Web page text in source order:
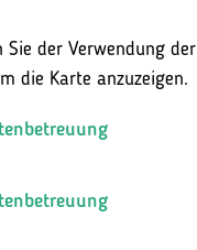
der Verwendung der
die Karte anzuzeigen.